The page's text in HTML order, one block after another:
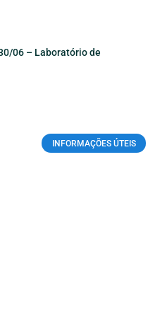
06 – Laboratório de
INFORMAÇÕES ÚTEIS